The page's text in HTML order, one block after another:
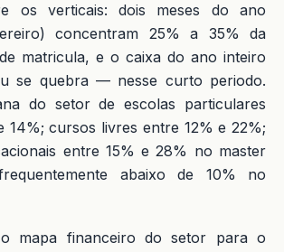
os verticais: dois meses do ano
concentram 25% a 35% da
matricula, e o caixa do ano inteiro
se quebra — nesse curto periodo.
do setor de escolas particulares
14%; cursos livres entre 12% e 22%;
entre 15% e 28% no master
abaixo de 10% no
mapa financeiro do setor para o